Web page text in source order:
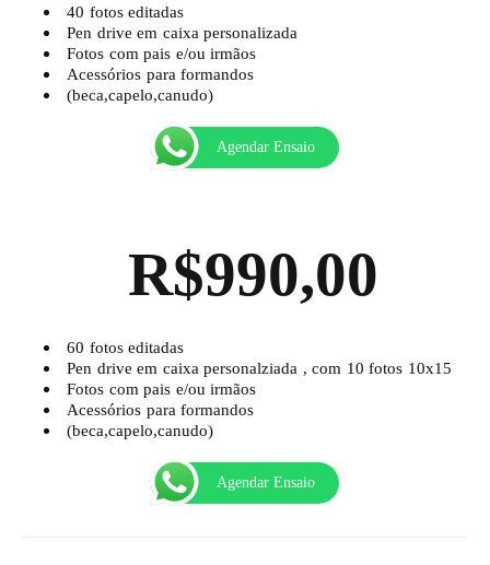
40 fotos editadas
Pen drive em caixa personalizada
Fotos com pais e/ou irmãos
Acessórios para formandos
(beca,capelo,canudo)
Agendar Ensaio
R$990,00
60 fotos editadas
Pen drive em caixa personalziada , com 10 fotos 10x15
Fotos com pais e/ou irmãos
Acessórios para formandos
(beca,capelo,canudo)
Agendar Ensaio